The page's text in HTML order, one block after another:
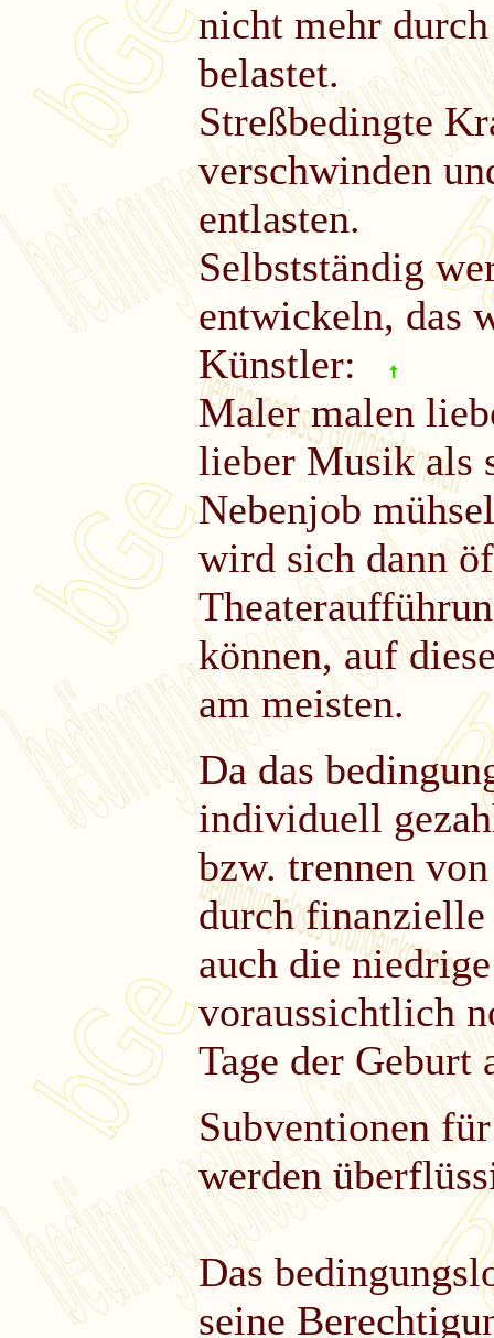
nicht mehr
belastet.
Streßbedingte
verschwinden
entlasten.
Selbstständig
entwickeln, das
Künstler:
Maler malen
lieber Musik als
Nebenjob
wird sich dann
können, auf
am meisten.
Da das
individuell
bzw. trennen
durch finanzielle
auch die
voraussichtlich
Tage der Geburt
Subventionen
werden
Das
seine